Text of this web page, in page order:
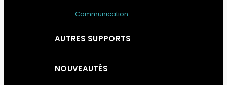
Communication
AUTRES SUPPORTS
NOUVEAUTÉS